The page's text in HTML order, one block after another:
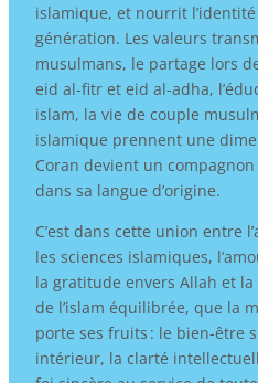
islamique, et nourrit
génération. Les valeurs
musulmans, le partage lors
eid al-fitr et eid al-adha,
islam, la vie de couple
islamique prennent une
Coran devient un
dans sa langue d’origine.
C’est dans cette union entre
les sciences islamiques,
la gratitude envers Allah et
de l’islam équilibrée, que la
porte ses fruits : le bien-être
intérieur, la clarté